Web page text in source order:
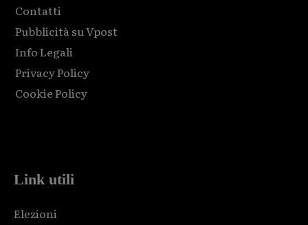
Contatti
Pubblicità su Vpost
Info Legali
Privacy Policy
Cookie Policy
Link utili
Elezioni